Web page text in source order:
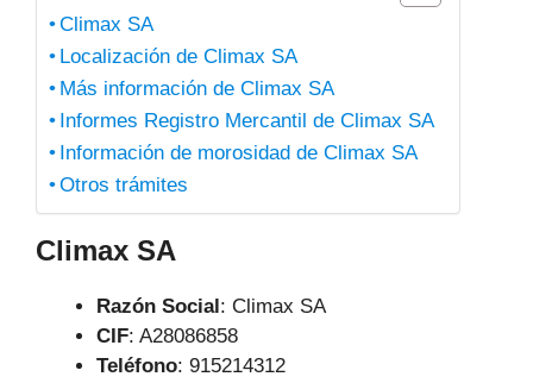
Climax SA
Localización de Climax SA
Más información de Climax SA
Informes Registro Mercantil de Climax SA
Información de morosidad de Climax SA
Otros trámites
Climax SA
Razón Social: Climax SA
CIF: A28086858
Teléfono: 915214312